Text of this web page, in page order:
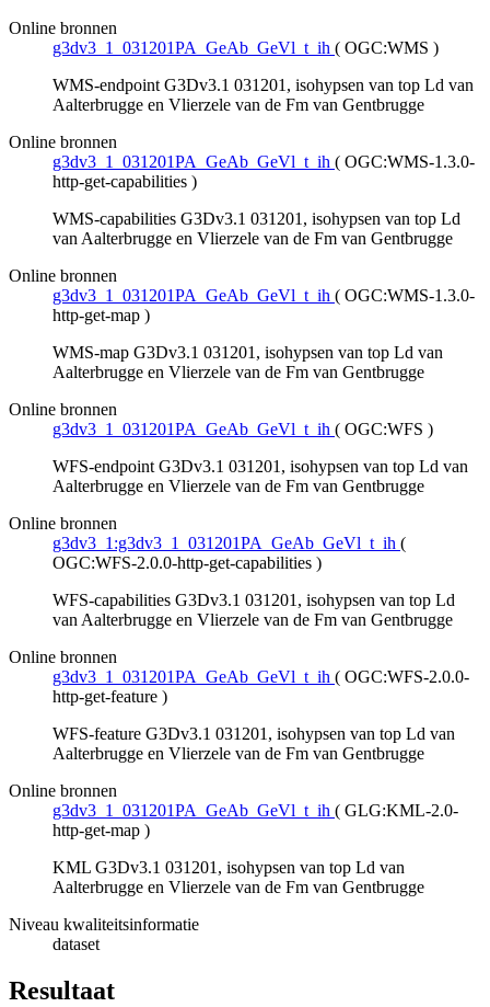
Online bronnen
g3dv3_1_031201PA_GeAb_GeVl_t_ih ( OGC:WMS )
WMS-endpoint G3Dv3.1 031201, isohypsen van top Ld van
Aalterbrugge en Vlierzele van de Fm van Gentbrugge
Online bronnen
g3dv3_1_031201PA_GeAb_GeVl_t_ih ( OGC:WMS-1.3.0-
http-get-capabilities )
WMS-capabilities G3Dv3.1 031201, isohypsen van top Ld
van Aalterbrugge en Vlierzele van de Fm van Gentbrugge
Online bronnen
g3dv3_1_031201PA_GeAb_GeVl_t_ih ( OGC:WMS-1.3.0-
http-get-map )
WMS-map G3Dv3.1 031201, isohypsen van top Ld van
Aalterbrugge en Vlierzele van de Fm van Gentbrugge
Online bronnen
g3dv3_1_031201PA_GeAb_GeVl_t_ih ( OGC:WFS )
WFS-endpoint G3Dv3.1 031201, isohypsen van top Ld van
Aalterbrugge en Vlierzele van de Fm van Gentbrugge
Online bronnen
g3dv3_1:g3dv3_1_031201PA_GeAb_GeVl_t_ih (
OGC:WFS-2.0.0-http-get-capabilities )
WFS-capabilities G3Dv3.1 031201, isohypsen van top Ld
van Aalterbrugge en Vlierzele van de Fm van Gentbrugge
Online bronnen
g3dv3_1_031201PA_GeAb_GeVl_t_ih ( OGC:WFS-2.0.0-
http-get-feature )
WFS-feature G3Dv3.1 031201, isohypsen van top Ld van
Aalterbrugge en Vlierzele van de Fm van Gentbrugge
Online bronnen
g3dv3_1_031201PA_GeAb_GeVl_t_ih ( GLG:KML-2.0-
http-get-map )
KML G3Dv3.1 031201, isohypsen van top Ld van
Aalterbrugge en Vlierzele van de Fm van Gentbrugge
Niveau kwaliteitsinformatie
dataset
Resultaat